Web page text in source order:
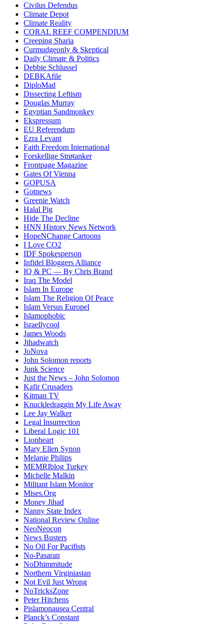
Civilus Defendus
Climate Depot
Climate Reality
CORAL REEF COMPENDIUM
Creeping Sharia
Curmudgeonly & Skeptical
Daily Climate & Politics
Debbie Schlussel
DEBKAfile
DiploMad
Dissecting Leftism
Douglas Murray
Egyptian Sandmonkey
Ekspressum
EU Referendum
Ezra Levant
Faith Freedom International
Forskellige Strøtanker
Frontpage Magazine
Gates Of Vienna
GOPUSA
Gotnews
Greenie Watch
Halal Pig
Hide The Decline
HNN History News Network
HopeNChange Cartoons
I Love CO2
IDF Spokesperson
Infidel Bloggers Alliance
IQ & PC — By Chris Brand
Iraq The Model
Islam In Europe
Islam The Religion Of Peace
Islam Versus Europel
Islamophobic
Israellycool
James Woods
Jihadwatch
JoNova
John Solomon reports
Junk Science
Just the News – John Solomon
Kafir Crusaders
Kitman TV
Knuckledraggin My Life Away
Lee Jay Walker
Legal Insurrection
Liberal Logic 101
Lionheart
Mary Ellen Synon
Melanie Philips
MEMRIblog Turkey
Michelle Malkin
Militant Islam Monitor
Mises.Org
Money Jihad
Nanny State Index
National Review Online
NeoNeocon
News Busters
No Oil For Pacifists
No-Pasaran
NoDhimmitude
Northern Virginiastan
Not Evil Just Wrong
NoTricksZone
Peter Hitchens
Pislamonausea Central
Planck’s Constant